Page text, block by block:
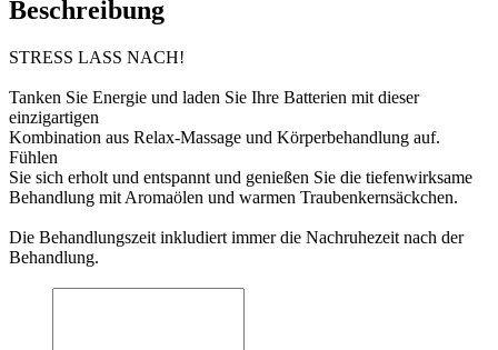
Beschreibung
STRESS LASS NACH!
Tanken Sie Energie und laden Sie Ihre Batterien mit dieser
einzigartigen
Kombination aus Relax-Massage und Körperbehandlung auf.
Fühlen
Sie sich erholt und entspannt und genießen Sie die tiefenwirksame
Behandlung mit Aromaölen und warmen Traubenkernsäckchen.
Die Behandlungszeit inkludiert immer die Nachruhezeit nach der
Behandlung.